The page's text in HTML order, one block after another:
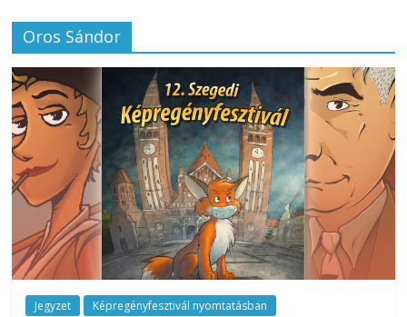
Oros Sándor
Jegyzet Képregényfesztivál nyomtatásban